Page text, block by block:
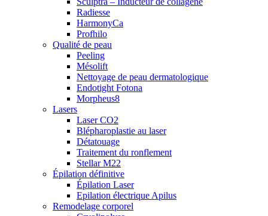
Radiesse
HarmonyCa
Profhilo
Qualité de peau
Peeling
Mésolift
Nettoyage de peau dermatologique
Endotight Fotona
Morpheus8
Lasers
Laser CO2
Blépharoplastie au laser
Détatouage
Traitement du ronflement
Stellar M22
Épilation définitive
Épilation Laser
Epilation électrique Apilus
Remodelage corporel